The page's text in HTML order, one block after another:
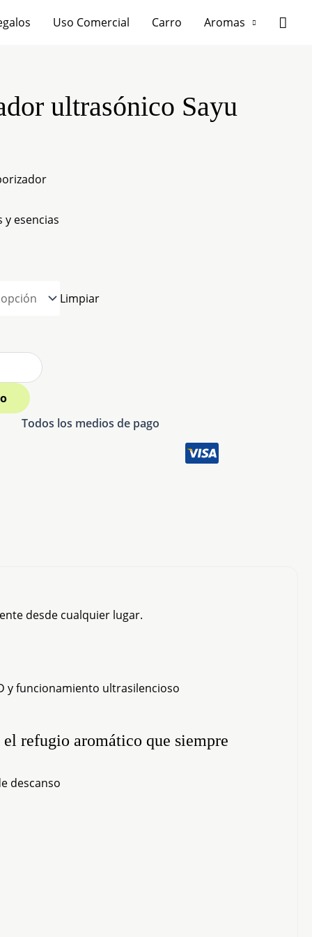
Uso Comercial Carro Aromas
ultrasónico Sayu
y esencias
Limpiar
Todos los medios de pago
desde cualquier lugar.
y funcionamiento ultrasilencioso
refugio aromático que siempre
descanso